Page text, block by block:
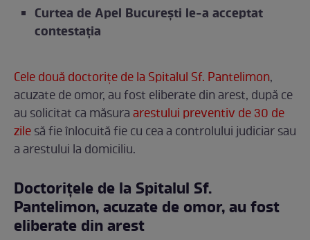
Curtea de Apel București le-a acceptat
contestația
Cele două doctorițe de la Spitalul Sf. Pantelimon,
acuzate de omor, au fost eliberate din arest, după ce
au solicitat ca măsuraarestului preventiv de 30 de
zilesă fie înlocuită fie cu cea a controlului judiciar sau
a arestului la domiciliu.
Doctorițele de la Spitalul Sf.
Pantelimon, acuzate de omor, au fost
eliberate din arest